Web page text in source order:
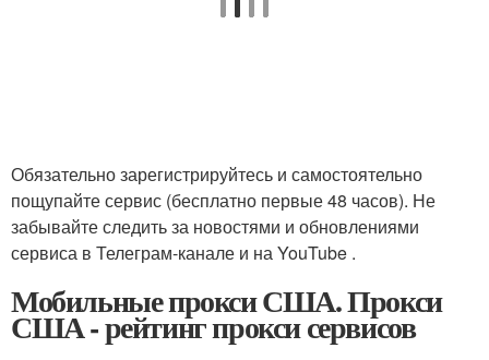
Обязательно зарегистрируйтесь и самостоятельно
пощупайте сервис (бесплатно первые 48 часов). Не
забывайте следить за новостями и обновлениями
сервиса в Телеграм-канале и на YouTube .
Мобильные прокси США. Прокси
США - рейтинг прокси сервисов